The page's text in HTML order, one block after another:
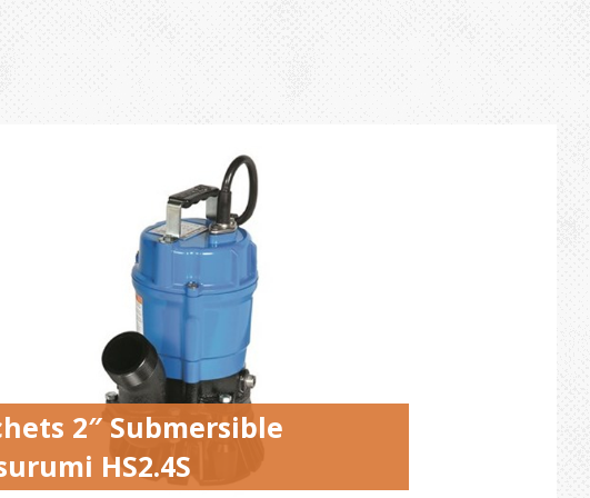
2″ Submersible
HS2.4S